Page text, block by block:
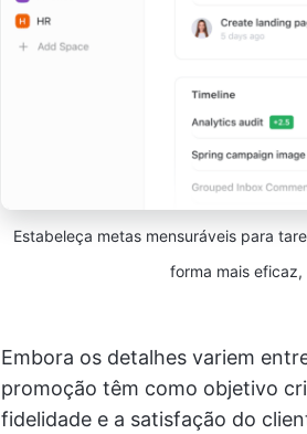
Estabeleça metas mensuráveis para
forma mais
Embora os detalhes variem
promoção têm como objetivo
fidelidade e a satisfação do